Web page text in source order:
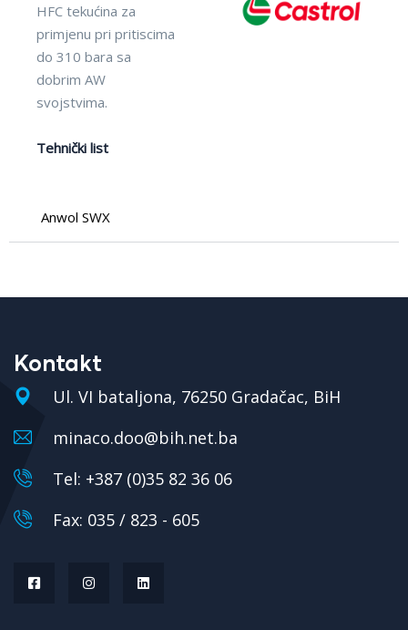
Anwol SWX
HFC tekućina za
primjenu pri pritiscima
do 310 bara sa
dobrim AW
svojstvima.
Tehnički list
Kontakt
Ul. VI bataljona, 76250 Gradačac, BiH
minaco.doo@bih.net.ba
Tel: +387 (0)35 82 36 06
Fax: 035 / 823 - 605